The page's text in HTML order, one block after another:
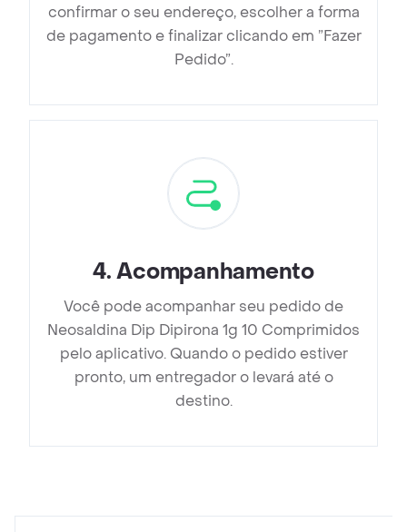
confirmar o seu endereço, escolher a forma
de pagamento e finalizar clicando em ”Fazer
Pedido”.
4.Acompanhamento
Você pode acompanhar seu pedido de
Neosaldina Dip Dipirona 1g 10 Comprimidos
pelo aplicativo. Quando o pedido estiver
pronto, um entregador o levará até o
destino.